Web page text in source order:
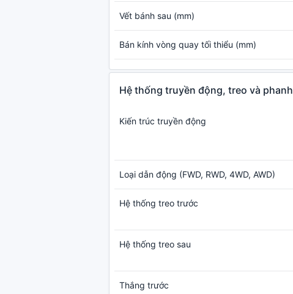
Vết bánh sau (mm)
Bán kính vòng quay tối thiểu (mm)
Hệ thống truyền động, treo và phanh
Kiến trúc truyền động
Loại dẫn động (FWD, RWD, 4WD, AWD)
Hệ thống treo trước
Hệ thống treo sau
Thắng trước